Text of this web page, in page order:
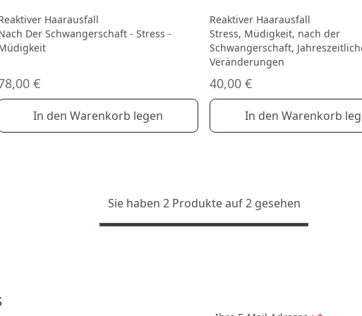
Haarausfall
Der Schwangerschaft - Stress -
€
In den Warenkorb legen
Reaktiver Haarausfall
Stress, Müdigkeit, nach der
Schwangerschaft,
Veränderungen
40,00 €
In den Warenkorb
Sie haben 2 Produkte auf 2 gesehen